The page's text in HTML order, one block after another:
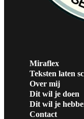
Miraflex
Teksten laten
Over mij
Dit wil je doen
Dit wil je
Contact